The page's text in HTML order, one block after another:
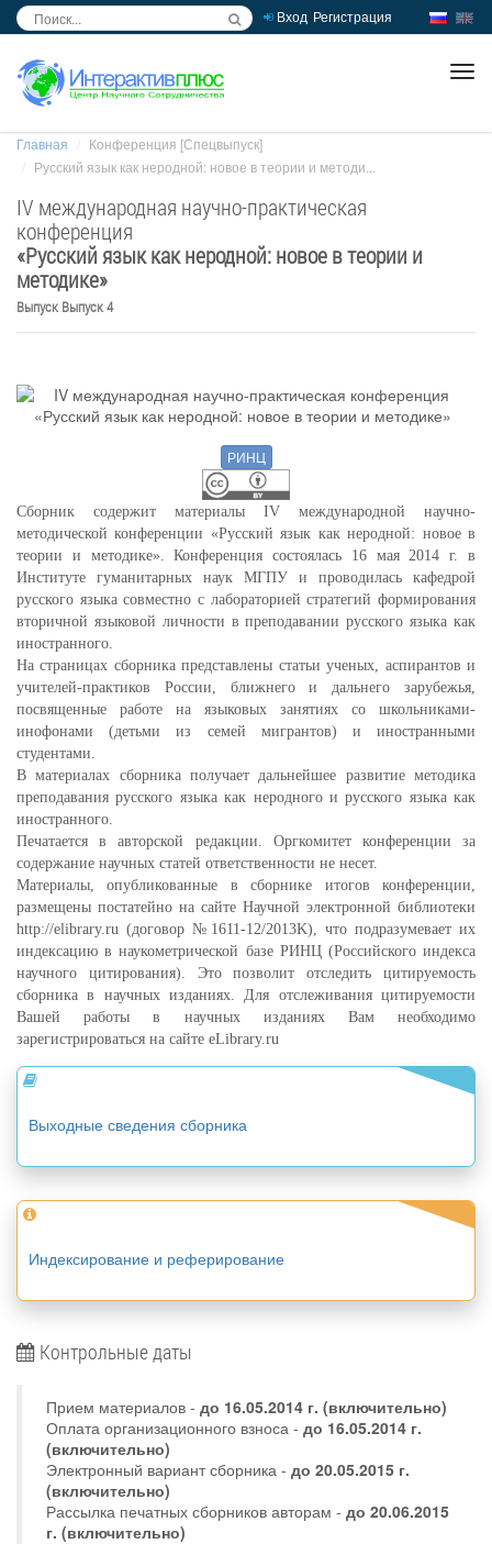
Вход Регистрация
Главная
Конференция [Спецвыпуск]
Русский язык как неродной: новое в теории и методи...
IV международная научно-практическая
конференция
«Русский язык как неродной: новое в теории и
методике»
Выпуск Выпуск 4
РИНЦ
Сборник содержит материалы IV международной научно-
методической конференции «Русский язык как неродной: новое в
теории и методике». Конференция состоялась 16 мая 2014 г. в
Институте гуманитарных наук МГПУ и проводилась кафедрой
русского языка совместно с лабораторией стратегий формирования
вторичной языковой личности в преподавании русского языка как
иностранного.
На страницах сборника представлены статьи ученых, аспирантов и
учителей-практиков России, ближнего и дальнего зарубежья,
посвященные работе на языковых занятиях со школьниками-
инофонами (детьми из семей мигрантов) и иностранными
студентами.
В материалах сборника получает дальнейшее развитие методика
преподавания русского языка как неродного и русского языка как
иностранного.
Печатается в авторской редакции. Оргкомитет конференции за
содержание научных статей ответственности не несет.
Материалы, опубликованные в сборнике итогов конференции,
размещены постатейно на сайте Научной электронной библиотеки
http://elibrary.ru (договор №1611-12/2013K), что подразумевает их
индексацию в наукометрической базе РИНЦ (Российского индекса
научного цитирования). Это позволит отследить цитируемость
сборника в научных изданиях. Для отслеживания цитируемости
Вашей работы в научных изданиях Вам необходимо
зарегистрироваться на сайте eLibrary.ru
Выходные сведения сборника
Индексирование и реферирование
Контрольные даты
Прием материалов - до 16.05.2014 г. (включительно)
Оплата организационного взноса - до 16.05.2014 г.
(включительно)
Электронный вариант сборника - до 20.05.2015 г.
(включительно)
Рассылка печатных сборников авторам - до 20.06.2015
г. (включительно)